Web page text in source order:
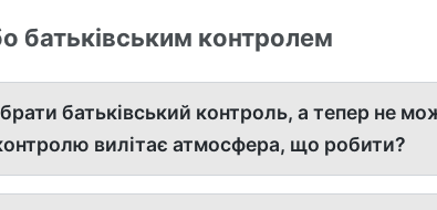
батьківським контролем
батьківський контроль, а тепер не
вилітає атмосфера, що робити?